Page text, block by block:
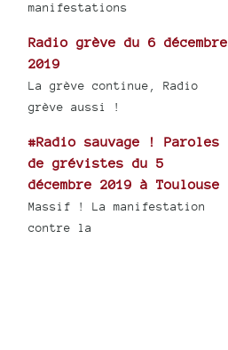
manifestations
Radio grève du 6 décembre
2019
La grève continue, Radio
grève aussi !
#Radio sauvage ! Paroles
de grévistes du 5
décembre 2019 à Toulouse
Massif ! La manifestation
contre la